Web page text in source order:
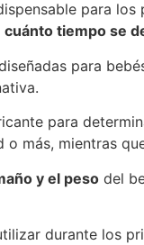
para
cuánto tiempo se
para
para
más, mientras
y el peso del
durante los